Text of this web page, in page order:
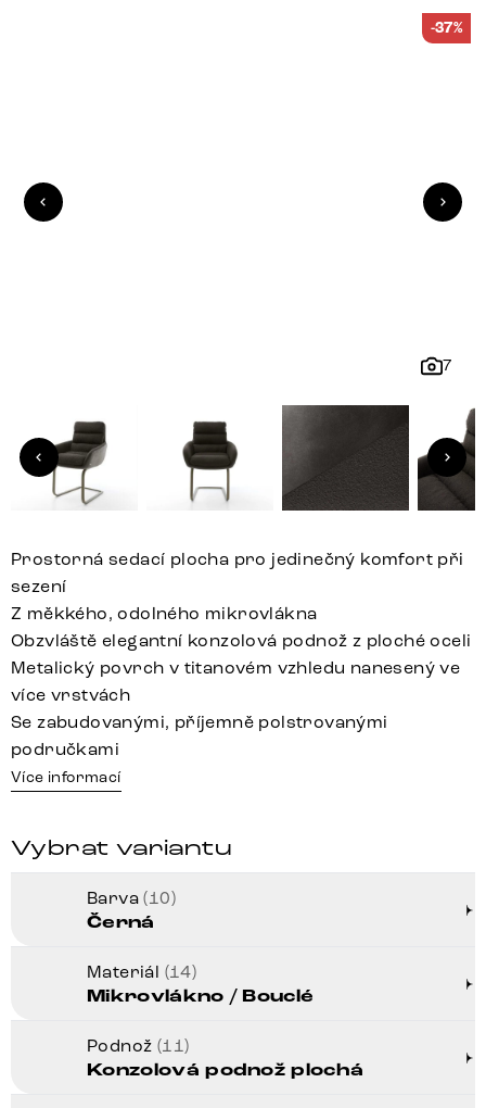
7
-37%
Prostorná sedací plocha pro jedinečný komfort při
sezení
Z měkkého, odolného mikrovlákna
Obzvláště elegantní konzolová podnož z ploché oceli
Metalický povrch v titanovém vzhledu nanesený ve
více vrstvách
Se zabudovanými, příjemně polstrovanými
područkami
Více informací
Vybrat variantu
Barva(10)
Černá
Materiál (14)
Mikrovlákno / Bouclé
Podnož (11)
Konzolová podnož plochá